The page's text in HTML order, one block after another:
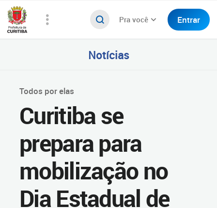
Pra você Entrar
Notícias
Todos por elas
Curitiba se
prepara para
mobilização no
Dia Estadual de